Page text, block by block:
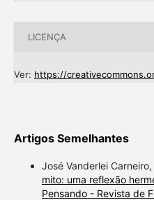
LICENÇA
Ver: https://
Artigos Semelhantes
José Vanderlei
mito: uma reflexão
Pensando - Revista de